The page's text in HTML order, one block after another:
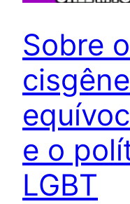
Sobre
e o
LGBT